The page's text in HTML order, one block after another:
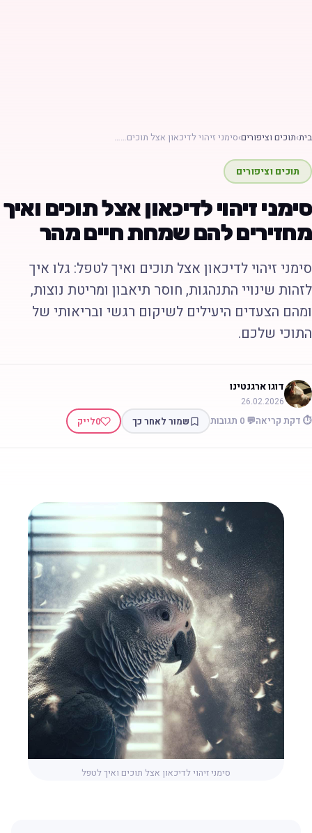
›תוכים וציפורים›סימני זיהוי לדיכאון אצל תוכים……
תוכים וציפורים
זיהוי לדיכאון אצל תוכים ואיך
להם שמחת חיים מהר
זיהוי לדיכאון אצל תוכים ואיך לטפל: גלו איך
שינויי התנהגות, חוסר תיאבון ומריטת נוצות,
הצעדים היעילים לשיקום רגשי ובריאותי של
שלכם.
דוגו ארגנטינו
26.02.2026
דקת קריאה💬 0 תגובות שמור לאחר כך 0לייק
סימני זיהוי לדיכאון אצל תוכים ואיך לטפל